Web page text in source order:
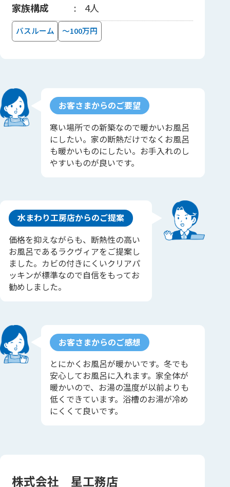
家族構成
4人
バスルーム ～100万円
お客さまからのご要望
寒い場所での新築なので暖かいお風呂
にしたい。家の断熱だけでなくお風呂
も暖かいものにしたい。お手入れのし
やすいものが良いです。
水まわり工房店からのご提案
価格を抑えながらも、断熱性の高い
お風呂であるラクヴィアをご提案し
ました。カビの付きにくいクリアパ
ッキンが標準なので自信をもってお
勧めしました。
お客さまからのご感想
とにかくお風呂が暖かいです。冬でも
安心してお風呂に入れます。家全体が
暖かいので、お湯の温度が以前よりも
低くできています。浴槽のお湯が冷め
にくくて良いです。
株式会社 星工務店